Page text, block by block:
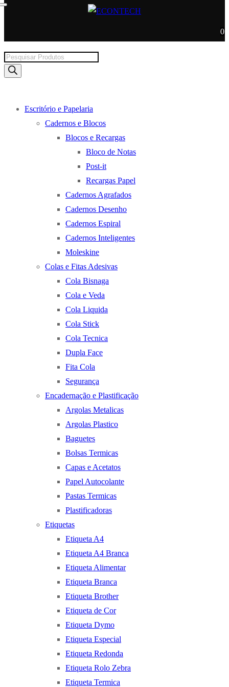
0
Products
search
Escritório e Papelaria
Cadernos e Blocos
Blocos e Recargas
Bloco de Notas
Post-it
Recargas Papel
Cadernos Agrafados
Cadernos Desenho
Cadernos Espiral
Cadernos Inteligentes
Moleskine
Colas e Fitas Adesivas
Cola Bisnaga
Cola e Veda
Cola Liquida
Cola Stick
Cola Tecnica
Dupla Face
Fita Cola
Segurança
Encadernação e Plastificação
Argolas Metalicas
Argolas Plastico
Baguetes
Bolsas Termicas
Capas e Acetatos
Papel Autocolante
Pastas Termicas
Plastificadoras
Etiquetas
Etiqueta A4
Etiqueta A4 Branca
Etiqueta Alimentar
Etiqueta Branca
Etiqueta Brother
Etiqueta de Cor
Etiqueta Dymo
Etiqueta Especial
Etiqueta Redonda
Etiqueta Rolo Zebra
Etiqueta Termica